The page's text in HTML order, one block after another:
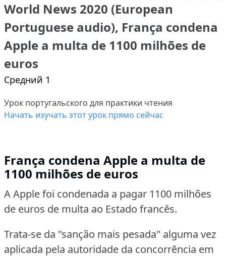
World News 2020 (European
Portuguese audio), França condena
Apple a multa de 1100 milhões de
euros
Средний 1
Урок португальского для практики чтения
Начать изучать этот урок прямо сейчас
França condena Apple a multa de
1100 milhões de euros
A Apple foi condenada a pagar 1100 milhões
de euros de multa ao Estado francês.
Trata-se da "sanção mais pesada" alguma vez
aplicada pela autoridade da concorrência em